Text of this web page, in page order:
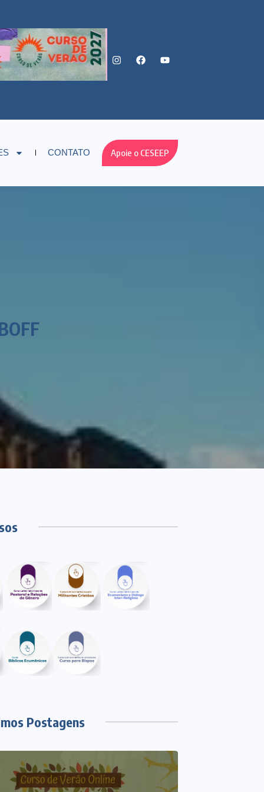
CONTATO Apoie o CESEEP
Postagens